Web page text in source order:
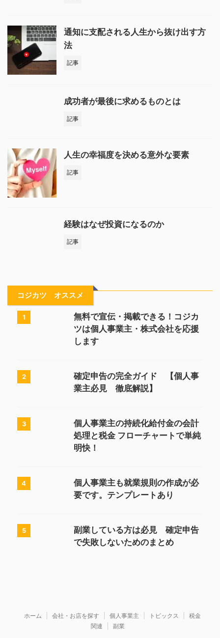
通知に支配される人生から抜け出す方
法
記事
成功者が最後に求めるものとは
記事
人生の幸福度を決める意外な要素
記事
経験はなぜ投資になるのか
記事
コジカツ オススメ
1
無料で宣伝・掲載できる！コジカ
ツは個人事業主・株式会社を応援
します
2
確定申告の完全ガイド 【個人事
業主必見 徹底解説】
3
個人事業主の持続化給付金の会計
処理と税金 フローチャートで単純
明快！
4
個人事業主も就業規則の作成が必
要です。テンプレートあり
5
副業している方は必見 確定申告
で失敗しないためのまとめ
ホーム 会社・お店を探す 個人事業主 トピックス
税金
関連
副業